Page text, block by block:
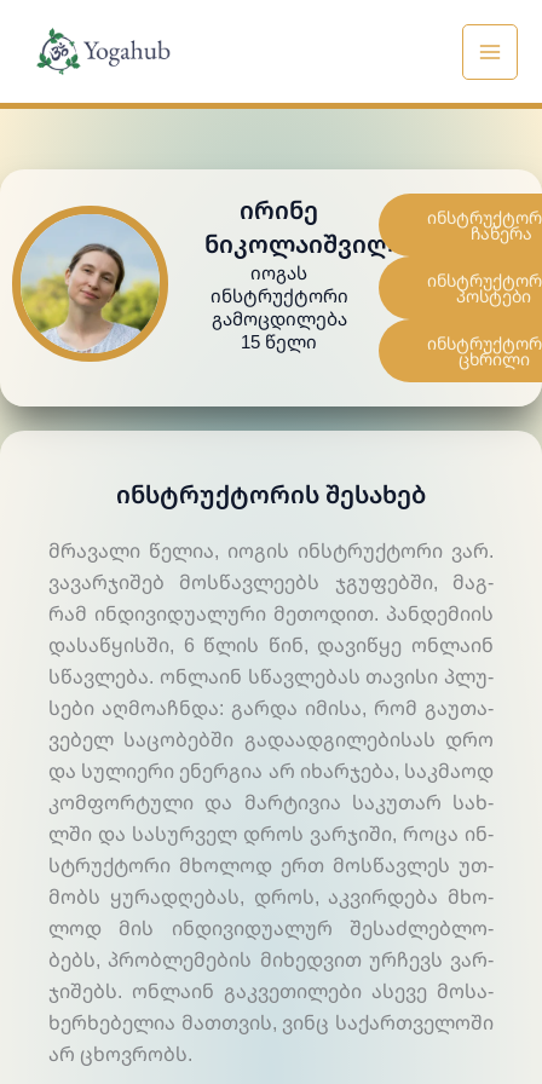
content
ᲘᲠᲘᲜᲔ
ᲜᲘᲙᲝᲚᲐᲘᲨᲕᲘᲚᲘ
ᲘᲝᲒᲐᲡ
ᲘᲜᲡᲢᲠᲣᲥᲢᲝᲠᲘ
Გამოცდილება
15 Წელი
ჩაწერა
პოსტები
ცხრილი
ᲘᲜᲡᲢᲠᲣᲥᲢᲝᲠᲘᲡ ᲨᲔᲡᲐᲮᲔᲑ
მრა­ვა­ლი წე­ლია, იო­გის ინ­სტრუქ­ტო­რი ვარ.
ვა­ვარ­ჯი­შებ მოს­წავ­ლე­ებს ჯგუ­ფებ­ში, მაგ­
რამ ინ­დი­ვი­დუა­ლუ­რი მე­თო­დით. პან­დე­მი­ის
და­საწ­ყის­ში, 6 წლის წინ, და­ვიწ­ყე ონ­ლა­ინ
სწავ­ლე­ბა. ონ­ლა­ინ სწავ­ლე­ბას თა­ვი­სი პლუ­
სე­ბი აღ­მო­აჩ­ნდა: გარ­და იმი­სა, რომ გა­უთა­
ვე­ბელ სა­ცო­ბებ­ში გა­და­ად­გი­ლე­ბი­სას დრო
და სუ­ლიე­რი ენერ­გია არ იხარ­ჯე­ბა, საკ­მა­ოდ
კომ­ფორ­ტუ­ლი და მარ­ტი­ვია სა­კუ­თარ სახ­
ლში და სა­სურ­ველ დროს ვარ­ჯი­ში, რო­ცა ინ­
სტრუქ­ტო­რი მხო­ლოდ ერთ მოს­წავ­ლეს უთ­
მობს ყუ­რად­ღე­ბას, დროს, აკ­ვირ­დე­ბა მხო­
ლოდ მის ინ­დი­ვი­დუა­ლურ შე­საძ­ლებ­ლო­
ბებს, პრობ­ლე­მე­ბის მი­ხედ­ვით ურ­ჩევს ვარ­
ჯი­შებს. ონ­ლა­ინ გაკ­ვე­თი­ლე­ბი ასე­ვე მო­სა­
ხერ­ხე­ბე­ლია მათ­თვის, ვინც სა­ქარ­თვე­ლო­ში
არ ცხოვ­რობს.